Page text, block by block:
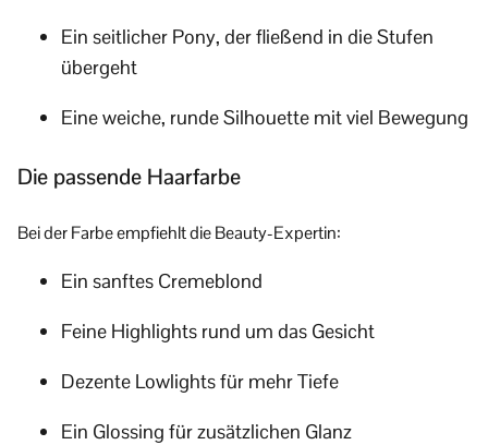
Ein seitlicher Pony, der fließend in die Stufen
übergeht
Eine weiche, runde Silhouette mit viel Bewegung
Die passende Haarfarbe
Bei der Farbe empfiehlt die Beauty-Expertin:
Ein sanftes Cremeblond
Feine Highlights rund um das Gesicht
Dezente Lowlights für mehr Tiefe
Ein Glossing für zusätzlichen Glanz